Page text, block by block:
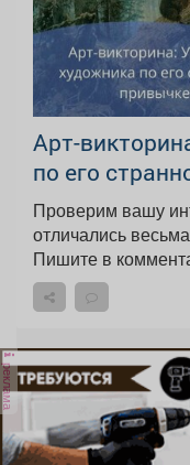
Арт-
по его
Проверим вашу
отличались
Пишите в
реклама